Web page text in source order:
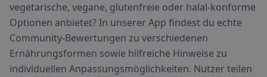
vegetarische, vegane, glutenfreie oder halal-konforme
Optionen anbietet? In unserer App findest du echte
Community-Bewertungen zu verschiedenen
Ernährungsformen sowie hilfreiche Hinweise zu
individuellen Anpassungsmöglichkeiten. Nutzer teilen